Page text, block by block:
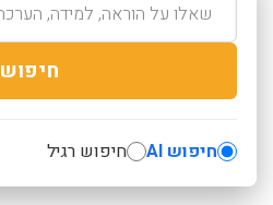
חיפוש
חיפוש AI חיפוש רגיל